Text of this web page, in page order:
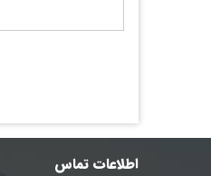
اطلاعات تماس